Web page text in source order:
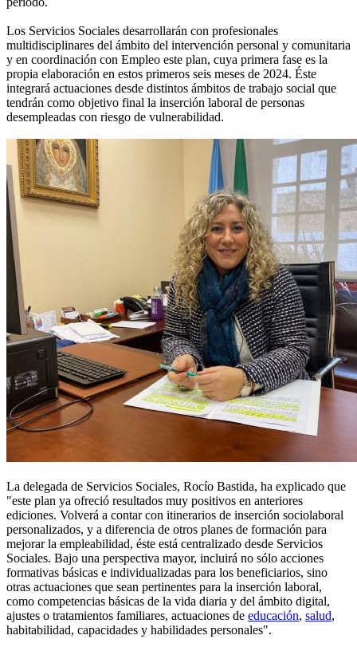
Los Servicios Sociales desarrollarán con profesionales
multidisciplinares del ámbito del intervención personal y comunitaria
y en coordinación con Empleo este plan, cuya primera fase es la
propia elaboración en estos primeros seis meses de 2024. Éste
integrará actuaciones desde distintos ámbitos de trabajo social que
tendrán como objetivo final la inserción laboral de personas
desempleadas con riesgo de vulnerabilidad.
La delegada de Servicios Sociales, Rocío Bastida, ha explicado que
"este plan ya ofreció resultados muy positivos en anteriores
ediciones. Volverá a contar con itinerarios de inserción sociolaboral
personalizados, y a diferencia de otros planes de formación para
mejorar la empleabilidad, éste está centralizado desde Servicios
Sociales. Bajo una perspectiva mayor, incluirá no sólo acciones
formativas básicas e individualizadas para los beneficiarios, sino
otras actuaciones que sean pertinentes para la inserción laboral,
como competencias básicas de la vida diaria y del ámbito digital,
ajustes o tratamientos familiares, actuaciones de educación, salud,
habitabilidad, capacidades y habilidades personales".